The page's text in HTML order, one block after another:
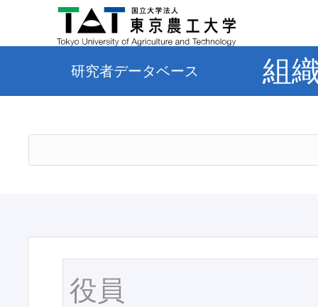
研究者データベース 組
役員